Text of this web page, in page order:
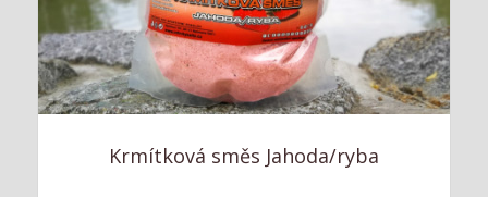
Krmítková směs Jahoda/ryba